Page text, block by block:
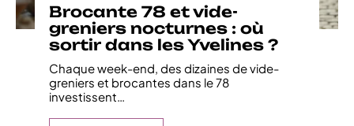
Brocante 78 et vide-
greniers nocturnes : où
sortir dans les Yvelines ?
Chaque week-end, des dizaines de vide-
greniers et brocantes dans le 78
investissent